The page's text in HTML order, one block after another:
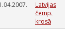
Latvijas
čemp.
krosā